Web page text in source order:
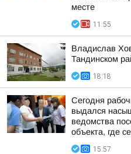
месте
11:55
Владислав
Тандинском
18:18
Сегодня
выдался
ведомства
объекта, где
15:57